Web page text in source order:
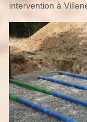
intervention à